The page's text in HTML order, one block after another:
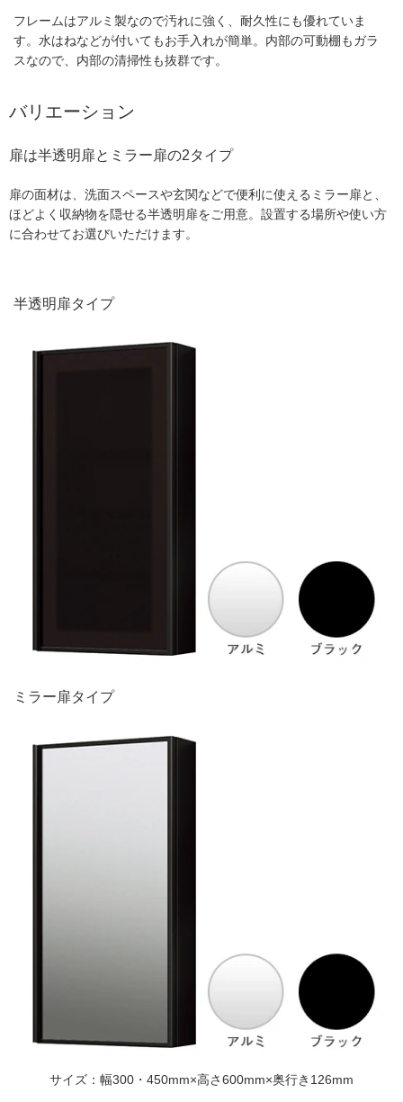
フレームはアルミ製なので汚れに強く、耐久性にも優れていま
す。水はねなどが付いてもお手入れが簡単。内部の可動棚もガラ
スなので、内部の清掃性も抜群です。
バリエーション
扉は半透明扉とミラー扉の2タイプ
扉の面材は、洗面スペースや玄関などで便利に使えるミラー扉と、
ほどよく収納物を隠せる半透明扉をご用意。設置する場所や使い方
に合わせてお選びいただけます。
半透明扉タイプ
ミラー扉タイプ
サイズ：幅300・450mm×高さ600mm×奥行き126mm